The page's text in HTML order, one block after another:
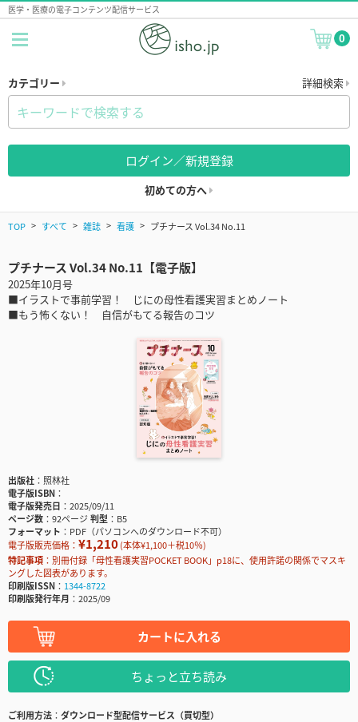
医学・医療の電子コンテンツ配信サービス
0
カテゴリー 詳細検索
ログイン／新規登録
初めての方へ
TOP すべて 雑誌 看護 プチナース Vol.34 No.11
プチナース Vol.34 No.11【電子版】
2025年10月号
■イラストで事前学習！ じにの母性看護実習まとめノート
■もう怖くない！ 自信がもてる報告のコツ
出版社
照林社
電子版ISBN
電子版発売日
2025/09/11
ページ数
92ページ判型
B5
フォーマット
PDF（パソコンへのダウンロード不可）
電子版販売価格： ¥1,210(本体¥1,100＋税10％)
特記事項
別冊付録「母性看護実習POCKET BOOK」p18に、使用許諾の関係でマスキ
ングした図表があります。
印刷版ISSN
1344-8722
印刷版発行年月
2025/09
カートに入れる
ちょっと立ち読み
ご利用方法
ダウンロード型配信サービス（買切型）